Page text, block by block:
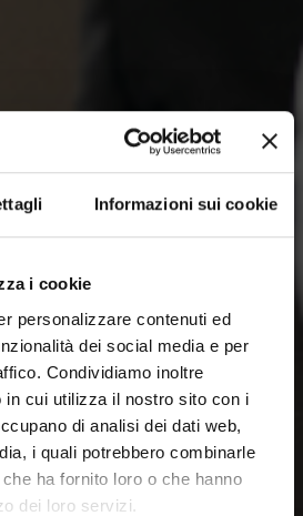
Informazioni sui cookie
i cookie
personalizzare contenuti ed
dei social media e per
Condividiamo inoltre
in cui utilizza il nostro sito con i
di analisi dei dati web,
i quali potrebbero combinarle
ha fornito loro o che hanno
dei loro servizi.